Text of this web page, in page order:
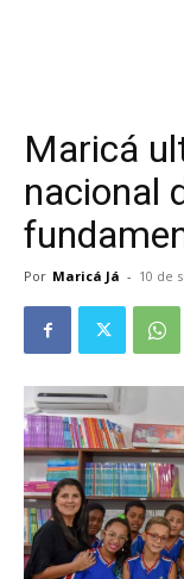
Maricá
nacional
Por Maricá Já - 10 de